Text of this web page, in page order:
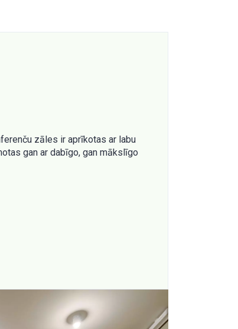
zāles ir aprīkotas ar labu
gan ar dabīgo, gan mākslīgo